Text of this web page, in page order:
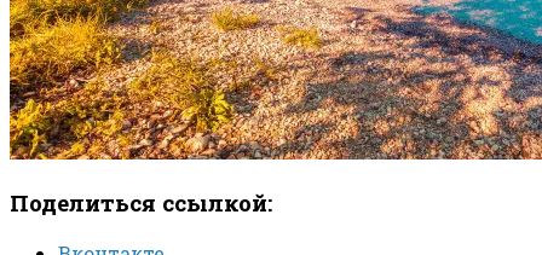
Поделиться ссылкой: